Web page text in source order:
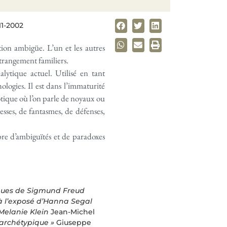
2002
ambigüe. L’un et les autres
familiers.
actuel. Utilisé en tant
Il est dans l’immaturité
où l’on parle de noyaux ou
de fantasmes, de défenses,
d’ambiguïtés et de paradoxes
de Sigmund Freud
l’exposé d’Hanna Segal
Klein Jean-Michel
» Giuseppe